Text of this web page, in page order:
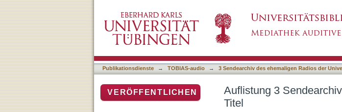
Auflistung 3 Sendearchiv des ehemaligen Radios
Publikationsdienste → TOBIAS-audio → 3 Sendearchiv des ehemaligen Radios der
Auflistung 3
Titel
VERÖFFENTLICHEN